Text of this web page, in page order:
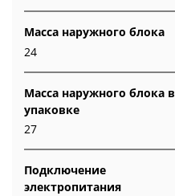
Масса наружного блока
24
Масса наружного блока в
упаковке
27
Подключение
электропитания